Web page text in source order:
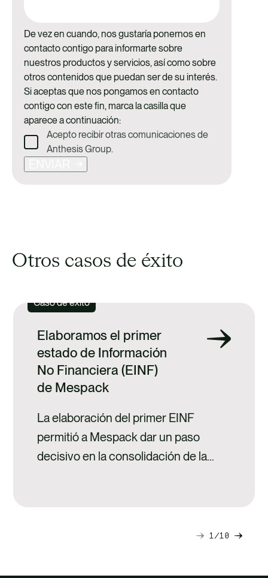
De vez en cuando, nos gustaría ponernos en
contacto contigo para informarte sobre
nuestros productos y servicios, así como sobre
otros contenidos que puedan ser de su interés.
Si aceptas que nos pongamos en contacto
contigo con este fin, marca la casilla que
aparece a continuación:
Acepto recibir otras comunicaciones de
Anthesis Group.
Otros casos de éxito
Caso de éxito
Elaboramos el primer
estado de Información
No Financiera (EINF)
de Mespack
La elaboración del primer EINF
permitió a Mespack dar un paso
decisivo en la consolidación de la
Diapositiva
1 10